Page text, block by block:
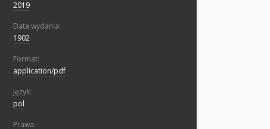
2019
Data wydania:
1902
Format:
application/pdf
Język:
pol
Prawa: